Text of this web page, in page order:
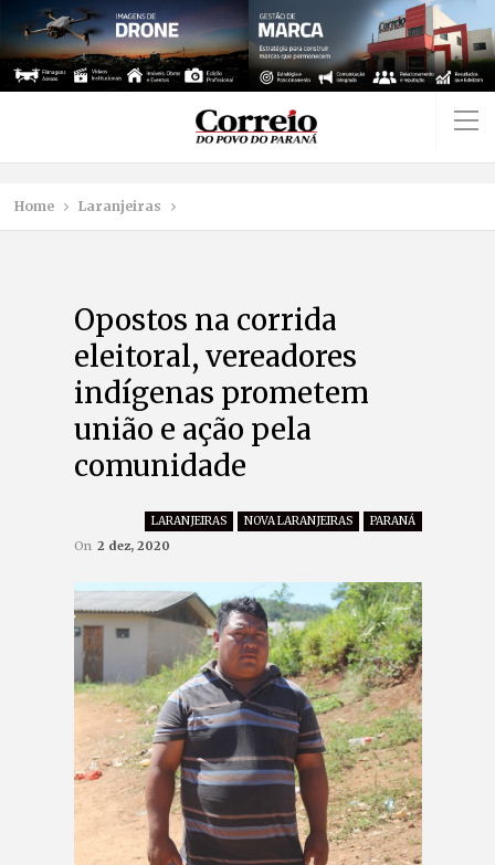
Home Laranjeiras
Opostos na corrida
eleitoral, vereadores
indígenas prometem
união e ação pela
comunidade
LARANJEIRAS NOVA LARANJEIRAS PARANÁ
On 2 dez, 2020